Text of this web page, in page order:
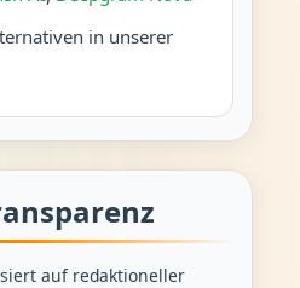
in unserer
auf redaktioneller